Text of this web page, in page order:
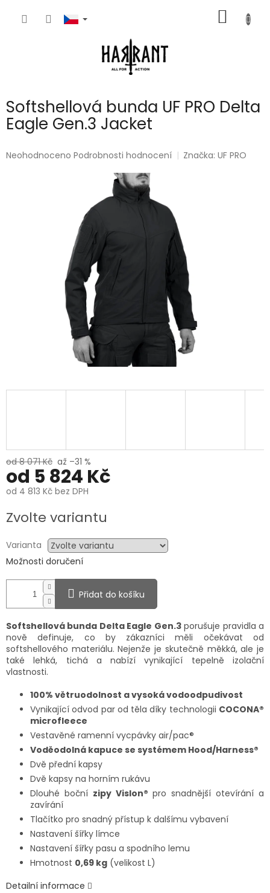
KOŠÍK
Softshellová bunda UF PRO Delta
Eagle Gen.3 Jacket
Průměrné
Neohodnoceno Podrobnosti hodnocení Značka:UF PRO
od 8 071 Kč až –31 %
od 5 824 Kč
od 4 813 Kč bez DPH
cena:
Zvolte variantu
Varianta
Možnosti doručení
Přidat do košíku
Softshellová bunda Delta Eagle Gen.3porušuje pravidla a
nově definuje, co by zákazníci měli očekávat od
softshellového materiálu. Nejenže je skutečně měkká, ale je
také lehká, tichá a nabízí vynikající tepelně izolační
vlastnosti.
100% větruodolnost a vysoká vodoodpudivost
Vynikající odvod par od těla díky technologii COCONA®
microfleece
Vestavěné ramenní vycpávky air/pac®
Voděodolná kapuce se systémem Hood/Harness®
Dvě přední kapsy
Dvě kapsy na horním rukávu
Dlouhé boční zipy Vislon® pro snadnější otevírání a
zavírání
Tlačítko pro snadný přístup k dalšímu vybavení
Nastavení šířky límce
Nastavení šířky pasu a spodního lemu
Hmotnost 0,69 kg (velikost L)
Detailní informace